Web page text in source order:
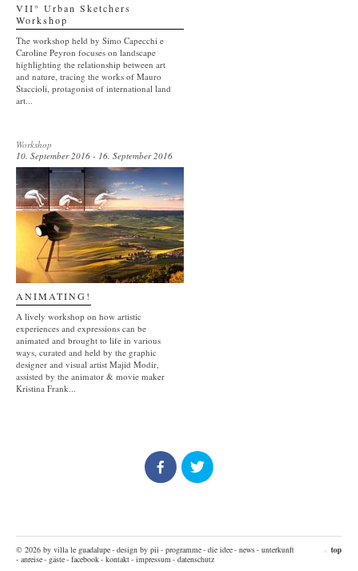
VII° Urban Sketchers
Workshop
The workshop held by Simo Capecchi e
Caroline Peyron focuses on landscape
highlighting the relationship between art
and nature, tracing the works of Mauro
Staccioli, protagonist of international land
art...
Workshop
10. September 2016 - 16. September 2016
ANIMATING!
A lively workshop on how artistic
experiences and expressions can be
animated and brought to life in various
ways, curated and held by the graphic
designer and visual artist Majid Modir,
assisted by the animator & movie maker
Kristina Frank...
© 2026 by villa le guadalupe- design by pii - programme- die idee- news- unterkunft
- anreise- gäste- facebook- kontakt- impressum- datenschutz
top